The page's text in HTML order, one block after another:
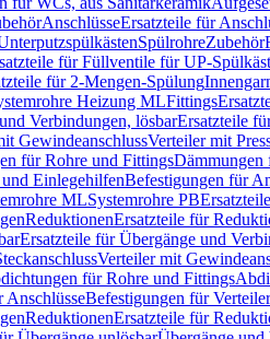
AnschlüsseErsatzteile für
SpülrohreZubehör
für Füllventile für UP-
für 2-Mengen-Spülung
Heizung MLFittings
Verbindungen, lösbarErsatzteile
GewindeanschlussVerteiler mit
für Rohre und FittingsDämmungen
EinlegehilfenBefestigungen für
MLSystemrohre PB
ReduktionenErsatzteile für
Ersatzteile für Übergänge und
Verteiler mit
für Rohre und Fittings
AnschlüsseBefestigungen für Verteiler
ReduktionenErsatzteile für